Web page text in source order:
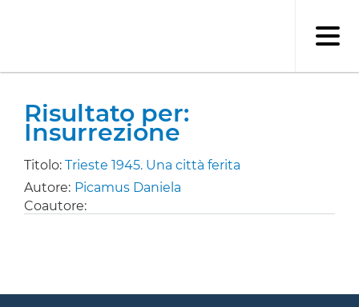
Risultato per:
Insurrezione
Titolo: Trieste 1945. Una città ferita
Autore: Picamus Daniela
Coautore: